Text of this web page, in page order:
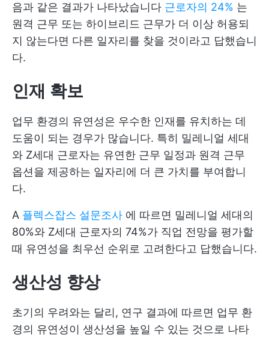
음과 같은 결과가 나타났습니다 근로자의 24% 는
원격 근무 또는 하이브리드 근무가 더 이상 허용되
지 않는다면 다른 일자리를 찾을 것이라고 답했습니
다.
인재 확보
업무 환경의 유연성은 우수한 인재를 유치하는 데
도움이 되는 경우가 많습니다. 특히 밀레니얼 세대
와 Z세대 근로자는 유연한 근무 일정과 원격 근무
옵션을 제공하는 일자리에 더 큰 가치를 부여합니
다.
A 플렉스잡스 설문조사 에 따르면 밀레니얼 세대의
80%와 Z세대 근로자의 74%가 직업 전망을 평가할
때 유연성을 최우선 순위로 고려한다고 답했습니다.
생산성 향상
초기의 우려와는 달리, 연구 결과에 따르면 업무 환
경의 유연성이 생산성을 높일 수 있는 것으로 나타